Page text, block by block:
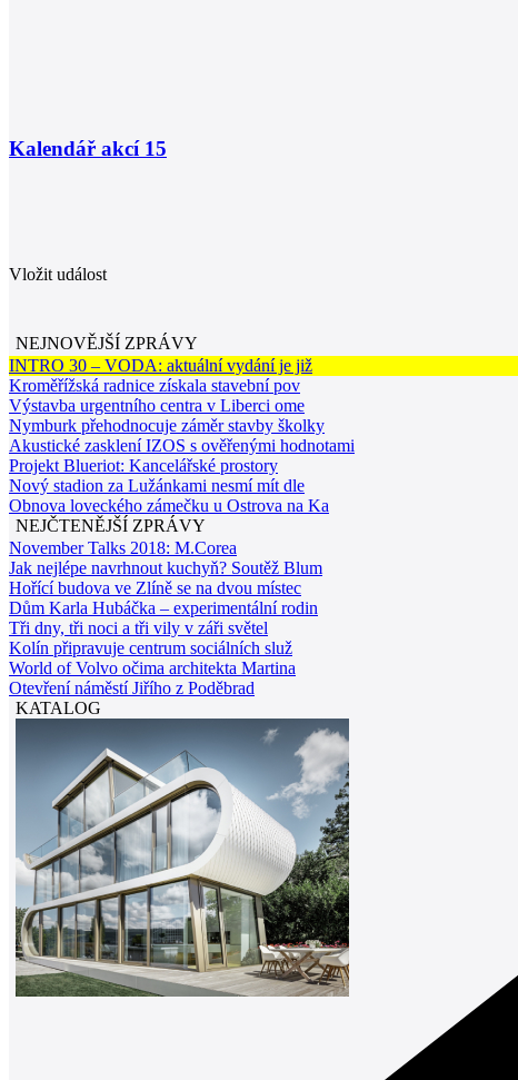
Kalendář akcí 15
Vložit událost
NEJNOVĚJŠÍ ZPRÁVY
INTRO 30 – VODA: aktuální vydání je již
Kroměřížská radnice získala stavební pov
Výstavba urgentního centra v Liberci ome
Nymburk přehodnocuje záměr stavby školky
Akustické zasklení IZOS s ověřenými hodnotami
Projekt Blueriot: Kancelářské prostory
Nový stadion za Lužánkami nesmí mít dle
Obnova loveckého zámečku u Ostrova na Ka
NEJČTENĚJŠÍ ZPRÁVY
November Talks 2018: M.Corea
Jak nejlépe navrhnout kuchyň? Soutěž Blum
Hořící budova ve Zlíně se na dvou místec
Dům Karla Hubáčka – experimentální rodin
Tři dny, tři noci a tři vily v záři světel
Kolín připravuje centrum sociálních služ
World of Volvo očima architekta Martina
Otevření náměstí Jiřího z Poděbrad
KATALOG